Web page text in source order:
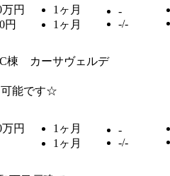
万円
円
1ヶ月
1ヶ月
-
-/-
棟 カーサヴェルデ
能です☆
万円
1ヶ月
1ヶ月
-
-/-